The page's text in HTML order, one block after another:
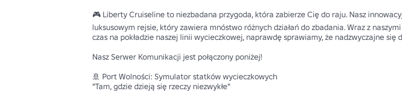
🎮 Liberty Cruiseline to niezbadana przygoda, która zabierze Cię do raju. Nasz
luksusowym rejsie, który zawiera mnóstwo różnych działań do zbadania. Wraz z
czas na pokładzie naszej linii wycieczkowej, naprawdę sprawiamy, że nadzwyczajne się
Nasz Serwer Komunikacji jest połączony poniżej!
🚢 Port Wolności: Symulator statków wycieczkowych
"Tam, gdzie dzieją się rzeczy niezwykłe"